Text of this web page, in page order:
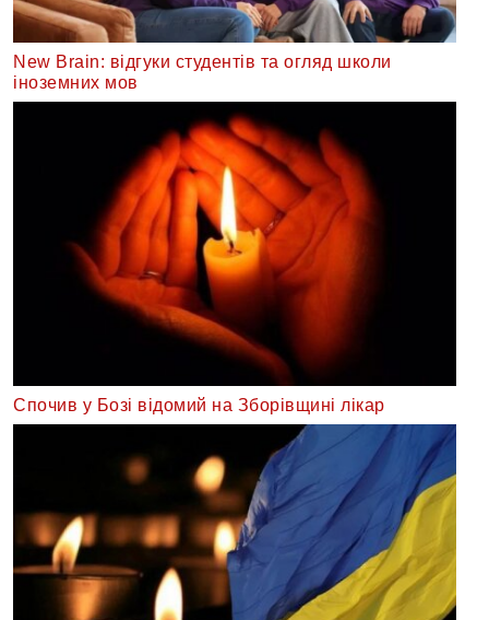
New Brain: відгуки студентів та огляд школи
іноземних мов
Спочив у Бозі відомий на Зборівщині лікар